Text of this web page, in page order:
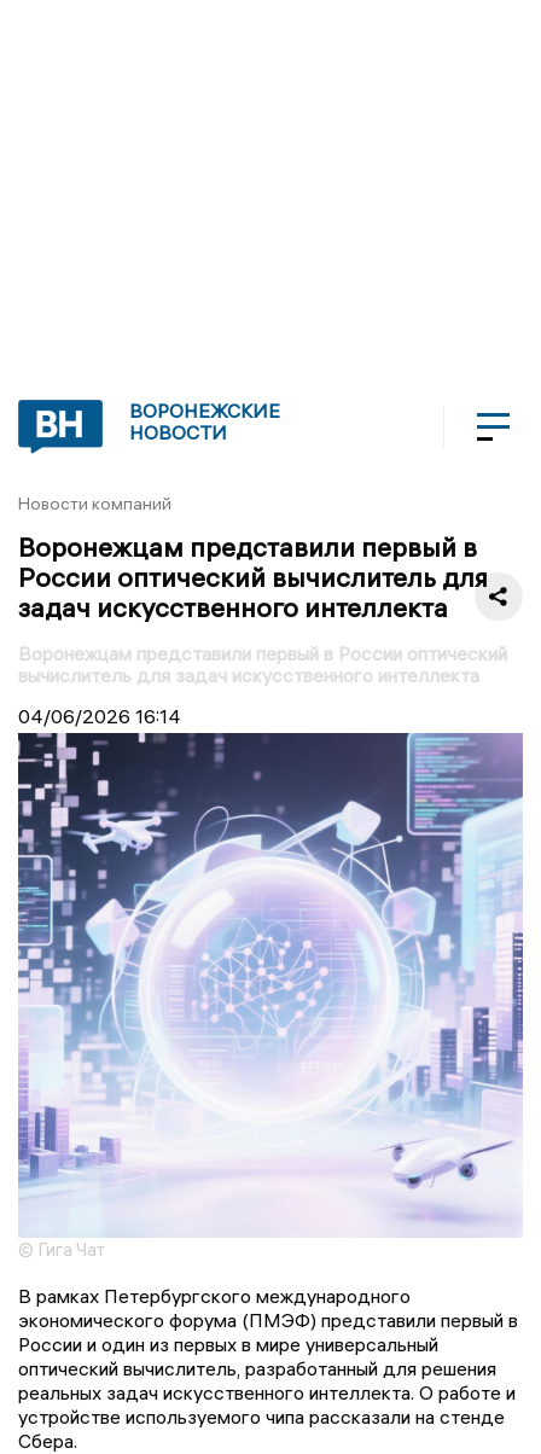
ВОРОНЕЖСКИЕ
НОВОСТИ
Новости компаний
Воронежцам представили первый в
России оптический вычислитель для
задач искусственного интеллекта
Воронежцам представили первый в России оптический
вычислитель для задач искусственного интеллекта
04/06/2026 16:14
© Гига Чат
В рамках Петербургского международного
экономического форума (ПМЭФ) представили первый в
России и один из первых в мире универсальный
оптический вычислитель, разработанный для решения
реальных задач искусственного интеллекта. О работе и
устройстве используемого чипа рассказали на стенде
Сбера.